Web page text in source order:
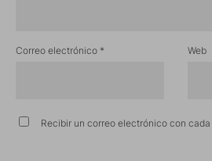
Correo electrónico * Web
Recibir un correo electrónico con